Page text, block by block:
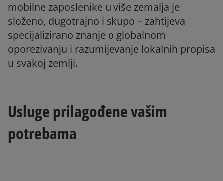
mobilne zaposlenike u više zemalja je
složeno, dugotrajno i skupo – zahtijeva
specijalizirano znanje o globalnom
oporezivanju i razumijevanje lokalnih propisa
u svakoj zemlji.
Usluge prilagođene vašim
potrebama